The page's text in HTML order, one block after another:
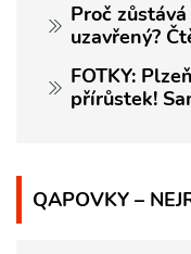
Proč
uzavřený?
FOTKY:
přírůstek!
QAPOVKY –